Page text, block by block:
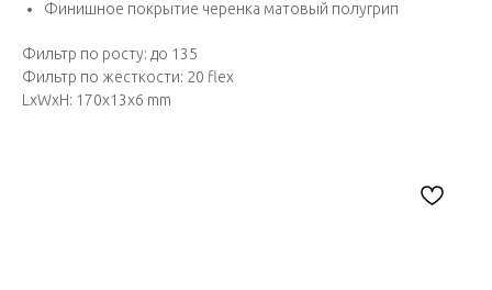
Финишное покрытие черенка матовый полугрип
Фильтр по росту: до 135
Фильтр по жесткости: 20 flex
LxWxH: 170x13x6 mm